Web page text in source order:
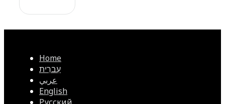
Home
עִברִית
عربي
English